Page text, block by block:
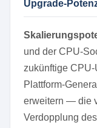
Upgrade-
und der CPU-
zukünftige
Plattform-
erweitern — die
Verdopplung